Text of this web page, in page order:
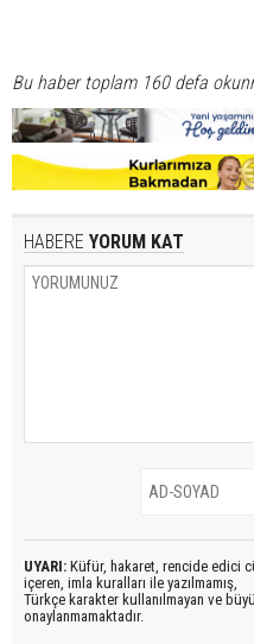
Bu haber toplam 160 defa
HABERE YORUM KAT
UYARI: Küfür, hakaret, rencide edici
içeren, imla kuralları ile yazılmamış,
Türkçe karakter kullanılmayan ve
onaylanmamaktadır.